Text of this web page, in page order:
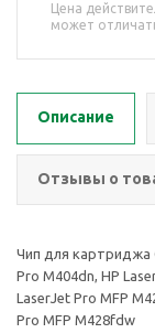
Цена
может
Описание
Отзывы о
Чип для картриджа
Pro M404dn, HP
LaserJet Pro MFP
Pro MFP M428fdw